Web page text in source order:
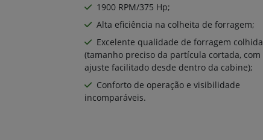
1900 RPM/375 Hp;
Alta eficiência na colheita de forragem;
Excelente qualidade de forragem colhida
(tamanho preciso da partícula cortada, com
ajuste facilitado desde dentro da cabine);
Conforto de operação e visibilidade
incomparáveis.